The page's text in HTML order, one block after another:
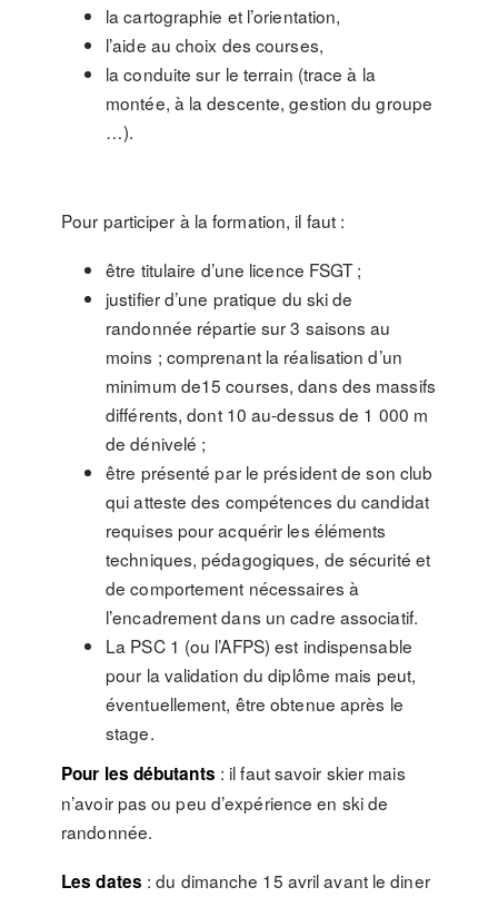
la cartographie et l’orientation,
l’aide au choix des courses,
la conduite sur le terrain (trace à la
montée, à la descente, gestion du groupe
…).
Pour participer à la formation, il faut :
être titulaire d’une licence FSGT ;
justifier d’une pratique du ski de
randonnée répartie sur 3 saisons au
moins ; comprenant la réalisation d’un
minimum de15 courses, dans des massifs
différents, dont 10 au-dessus de 1 000 m
de dénivelé ;
être présenté par le président de son club
qui atteste des compétences du candidat
requises pour acquérir les éléments
techniques, pédagogiques, de sécurité et
de comportement néces­saires à
l’encadrement dans un cadre associatif.
La PSC 1 (ou l’AFPS) est indispensable
pour la validation du diplôme mais peut,
éventuelle­ment, être obtenue après le
stage.
Pour les débutants : il faut savoir skier mais
n’avoir pas ou peu d’expérience en ski de
randonnée.
Les dates : du dimanche 15 avril avant le diner